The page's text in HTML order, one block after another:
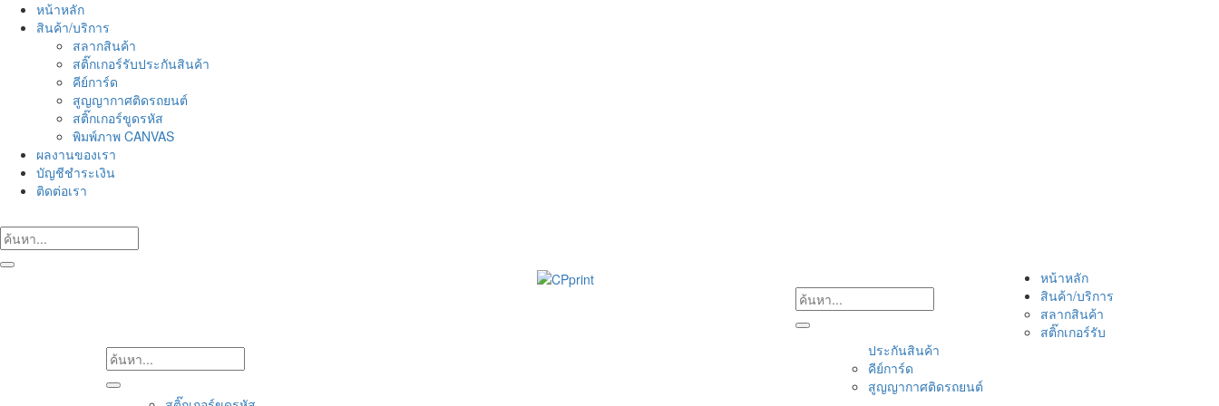
Skip
หน้าหลัก
สินค้า/บริการ
สลากสินค้า
สติ๊กเกอร์รับประกันสินค้า
คีย์การ์ด
สูญญากาศติดรถยนต์
สติ๊กเกอร์ขูดรหัส
พิมพ์ภาพ CANVAS
ผลงานของเรา
บัญชีชำระเงิน
ติดต่อเรา
หน้าหลัก
สินค้า/บริการ
สลากสินค้า
สติ๊กเกอร์รับ
ประกันสินค้า
คีย์การ์ด
สูญญากาศติดรถยนต์